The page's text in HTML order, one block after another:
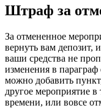
Штраф за
За отмененное
вернуть вам депозит,
ваши средства не
изменения в
можно добавить
другое мероприятие в
времени, или вовсе